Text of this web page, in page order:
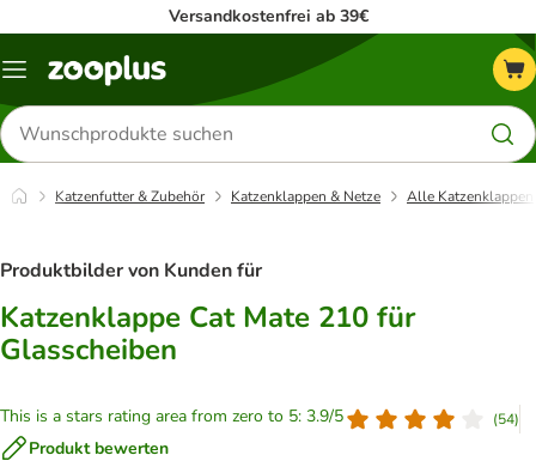
Versandkostenfrei ab 39€
Menü
Produkte
suchen
Katzenfutter & Zubehör Katzenklappen & Netze Alle Katzenklappen
Produktbilder von Kunden für
Katzenklappe Cat Mate 210 für
Glasscheiben
This is a stars rating area from zero to 5: 3.9/5 (54)
Produkt bewerten